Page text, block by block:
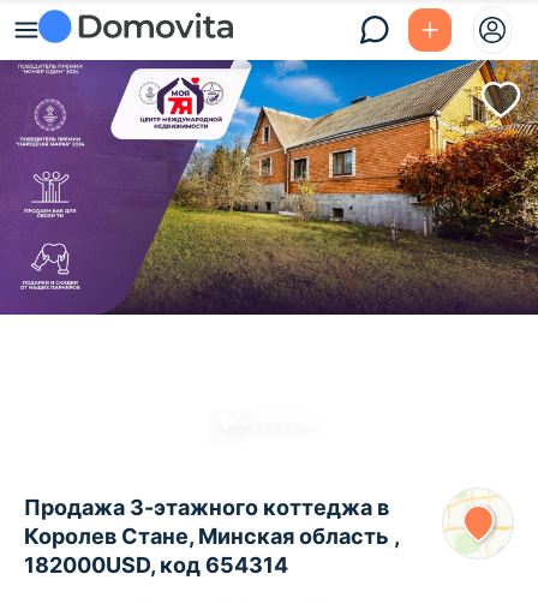
Продажа 3-этажного коттеджа в
Королев Стане, Минская область ,
182000USD, код 654314